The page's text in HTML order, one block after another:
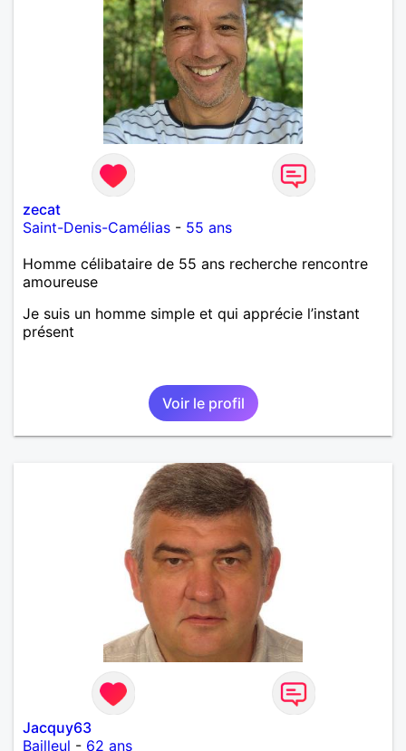
zecat
Saint-Denis-Camélias - 55 ans
Homme célibataire de 55 ans recherche rencontre
amoureuse
Je suis un homme simple et qui apprécie l’instant
présent
Voir le profil
Jacquy63
Bailleul - 62 ans